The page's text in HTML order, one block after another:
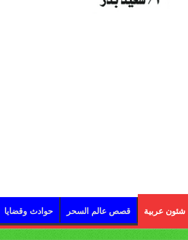
شئون عربية قصص عالم السحر حوادث وقضايا